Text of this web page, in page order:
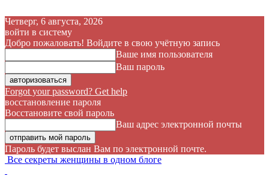
Четверг, 6 августа, 2026
войти в систему
Добро пожаловать! Войдите в свою учётную запись
Ваше имя пользователя
Ваш пароль
Forgot your password? Get help
восстановление пароля
Восстановите свой пароль
Ваш адрес электронной почты
Пароль будет выслан Вам по электронной почте.
Все секреты женщины в одном блоге